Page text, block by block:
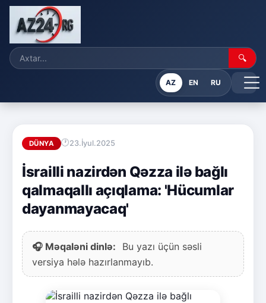
🔍
AZ EN RU
DÜNYA 23.İyul.2025
İsrailli nazirdən Qəzza ilə bağlı
qalmaqallı açıqlama: 'Hücumlar
dayanmayacaq'
🎧 Məqaləni dinlə:
Bu yazı üçün səsli
versiya hələ hazırlanmayıb.